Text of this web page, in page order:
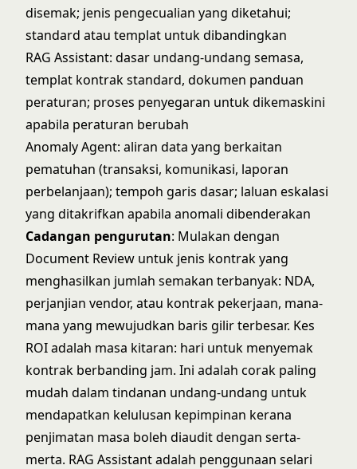
disemak; jenis pengecualian yang diketahui;
standard atau templat untuk dibandingkan
RAG Assistant: dasar undang-undang semasa,
templat kontrak standard, dokumen panduan
peraturan; proses penyegaran untuk dikemaskini
apabila peraturan berubah
Anomaly Agent: aliran data yang berkaitan
pematuhan (transaksi, komunikasi, laporan
perbelanjaan); tempoh garis dasar; laluan eskalasi
yang ditakrifkan apabila anomali dibenderakan
Cadangan pengurutan: Mulakan dengan
Document Review untuk jenis kontrak yang
menghasilkan jumlah semakan terbanyak: NDA,
perjanjian vendor, atau kontrak pekerjaan, mana-
mana yang mewujudkan baris gilir terbesar. Kes
ROI adalah masa kitaran: hari untuk menyemak
kontrak berbanding jam. Ini adalah corak paling
mudah dalam tindanan undang-undang untuk
mendapatkan kelulusan kepimpinan kerana
penjimatan masa boleh diaudit dengan serta-
merta. RAG Assistant adalah penggunaan selari